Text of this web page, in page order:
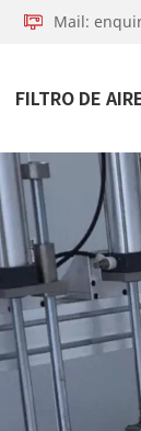
Mail:
FILTRO DE